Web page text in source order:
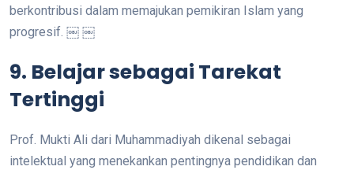
berkontribusi dalam memajukan pemikiran Islam yang
progresif. ￼ ￼
9. Belajar sebagai Tarekat
Tertinggi
Prof. Mukti Ali dari Muhammadiyah dikenal sebagai
intelektual yang menekankan pentingnya pendidikan dan